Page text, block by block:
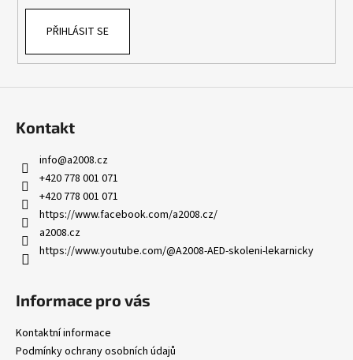
PŘIHLÁSIT SE
Kontakt
info@a2008.cz
+420 778 001 071
+420 778 001 071
https://www.facebook.com/a2008.cz/
a2008.cz
https://www.youtube.com/@A2008-AED-skoleni-lekarnicky
Informace pro vás
Kontaktní informace
Podmínky ochrany osobních údajů